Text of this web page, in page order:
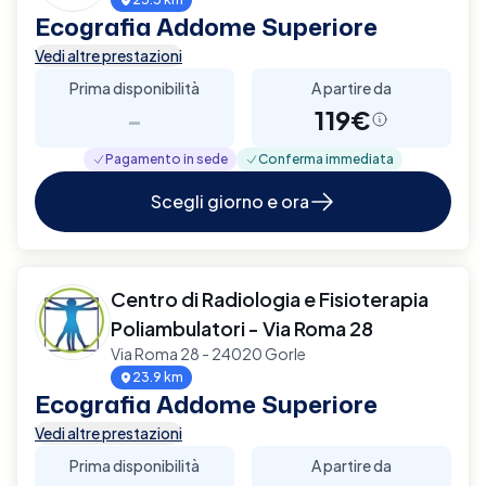
Ecografia Addome Superiore
Vedi altre prestazioni
Prima disponibilità
-
A partire da
119€
Pagamento in sede Conferma immediata
Scegli giorno e ora
Centro di Radiologia e Fisioterapia
Poliambulatori - Via Roma 28
Via Roma 28 - 24020 Gorle
23.9 km
Ecografia Addome Superiore
Vedi altre prestazioni
Prima disponibilità
A partire da